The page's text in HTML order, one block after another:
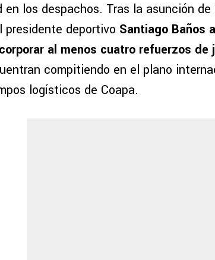
los despachos. Tras la asunción de
deportivo Santiago Baños
al menos cuatro refuerzos de
compitiendo en el plano
logísticos de Coapa.